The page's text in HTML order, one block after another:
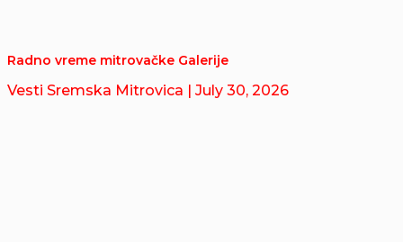
Radno vreme mitrovačke Galerije
Vesti Sremska Mitrovica | July 30, 2026